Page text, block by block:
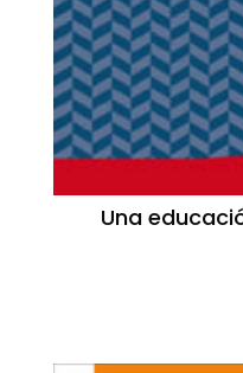
Una